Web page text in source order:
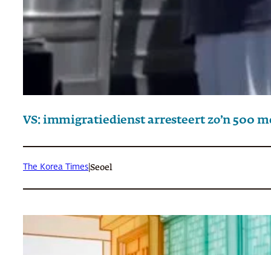
VS: immigratiedienst arresteert zo’n 500
The Korea Times Seoel